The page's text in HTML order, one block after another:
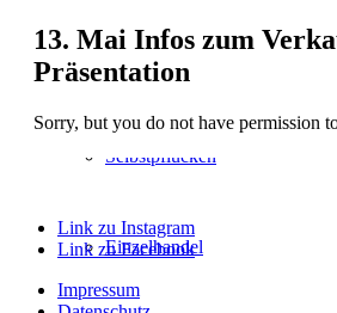
Verkaufsstände
Selbstpflücken
Einzelhandel
13. Mai Infos zum
Präsentation
Sorry, but you do not have permission
Link zu Instagram
Link zu Facebook
Impressum